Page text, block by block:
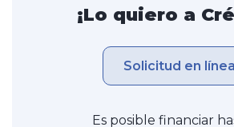
¡Lo quiero a
Solicitud en línea
Es posible financiar